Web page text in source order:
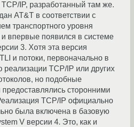
TCP/IP, разработанный там же.
AT&T в соответствии с
транспортного уровня
впервые появился в системе
3. Хотя эта версия
и потоки, первоначально в
реализации TCP/IP или других
но подобные
предоставлялись сторонними
TCP/IP официально
была включена в базовую
V версии 4. Это, как и